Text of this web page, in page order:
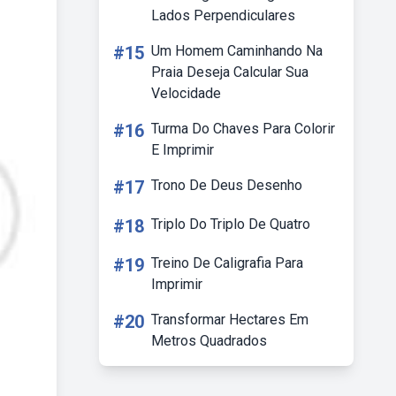
Lados Perpendiculares
#15 Um Homem Caminhando Na
Praia Deseja Calcular Sua
Velocidade
#16 Turma Do Chaves Para Colorir
E Imprimir
#17 Trono De Deus Desenho
#18 Triplo Do Triplo De Quatro
#19 Treino De Caligrafia Para
Imprimir
#20 Transformar Hectares Em
Metros Quadrados